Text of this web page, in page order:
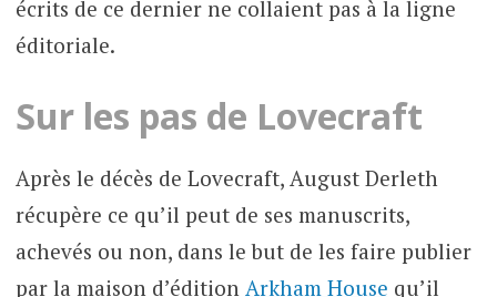
écrits de ce dernier ne collaient pas à la ligne
éditoriale.
Sur les pas de Lovecraft
Après le décès de Lovecraft, August Derleth
récupère ce qu’il peut de ses manuscrits,
achevés ou non, dans le but de les faire publier
par la maison d’édition Arkham House qu’il